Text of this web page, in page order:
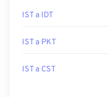
IST a IDT
IST a PKT
IST a CST